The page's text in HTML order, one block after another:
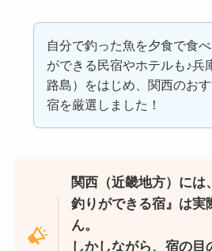
自分で釣った魚を夕食で食
ができる民宿やホテルも♪兵
路島）をはじめ、関西のお
宿を厳選しました！
関西（近畿地方）には
釣りができる宿』は実
ん。
しかしながら、宿の目